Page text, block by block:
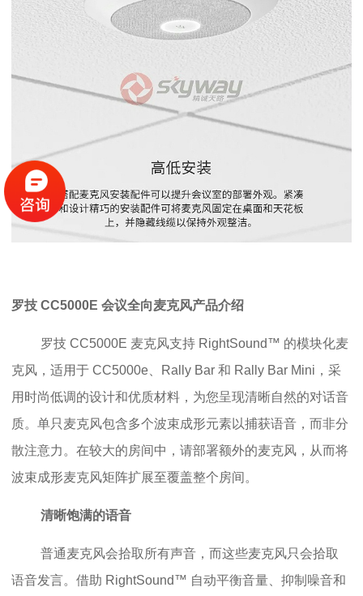
罗技 CC5000E 会议全向麦克风产品介绍
罗技 CC5000E 麦克风支持 RightSound™ 的模块化麦
克风，适用于 CC5000e、Rally Bar 和 Rally Bar Mini，采
用时尚低调的设计和优质材料，为您呈现清晰自然的对话音
质。单只麦克风包含多个波束成形元素以捕获语音，而非分
散注意力。在较大的房间中，请部署额外的麦克风，从而将
波束成形麦克风矩阵扩展至覆盖整个房间。
清晰饱满的语音
普通麦克风会拾取所有声音，而这些麦克风只会拾取
语音发言。借助 RightSound™ 自动平衡音量、抑制噪音和